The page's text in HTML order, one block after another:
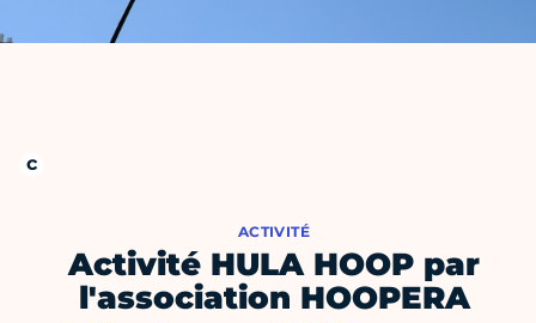
ACTIVITÉ
Activité HULA HOOP par
l'association HOOPERA